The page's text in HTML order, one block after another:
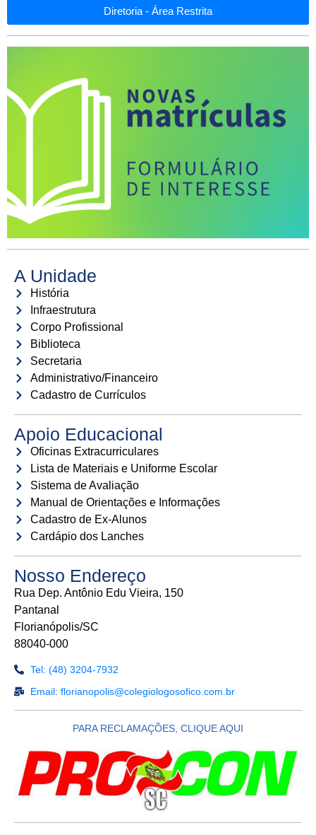
Diretoria - Área Restrita
A Unidade
História
Infraestrutura
Corpo Profissional
Biblioteca
Secretaria
Administrativo/Financeiro
Cadastro de Currículos
Apoio Educacional
Oficinas Extracurriculares
Lista de Materiais e Uniforme Escolar
Sistema de Avaliação
Manual de Orientações e Informações
Cadastro de Ex-Alunos
Cardápio dos Lanches
Nosso Endereço
Rua Dep. Antônio Edu Vieira, 150
Pantanal
Florianópolis/SC
88040-000
Tel: (48) 3204-7932
Email: florianopolis@colegiologosofico.com.br
PARA RECLAMAÇÕES, CLIQUE AQUI